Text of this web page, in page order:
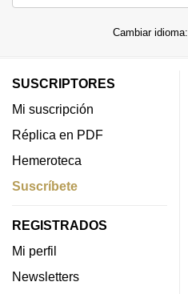
Cambiar idioma:
SUSCRIPTORES
Mi suscripción
Réplica en PDF
Hemeroteca
Suscríbete
REGISTRADOS
Mi perfil
Newsletters